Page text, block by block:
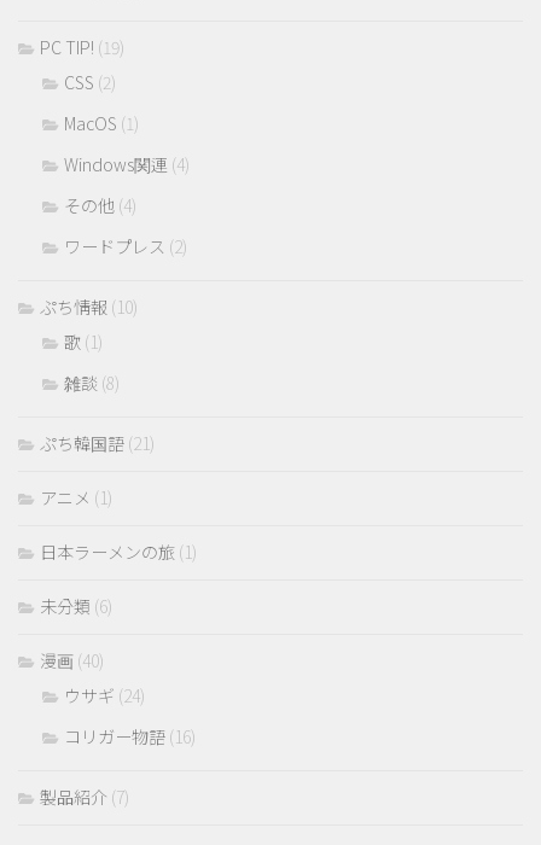
PC TIP! (19)
CSS (2)
MacOS (1)
Windows関連 (4)
その他 (4)
ワードプレス (2)
ぷち情報 (10)
歌 (1)
雑談 (8)
ぷち韓国語 (21)
アニメ (1)
日本ラーメンの旅 (1)
未分類 (6)
漫画 (40)
ウサギ (24)
コリガー物語 (16)
製品紹介 (7)